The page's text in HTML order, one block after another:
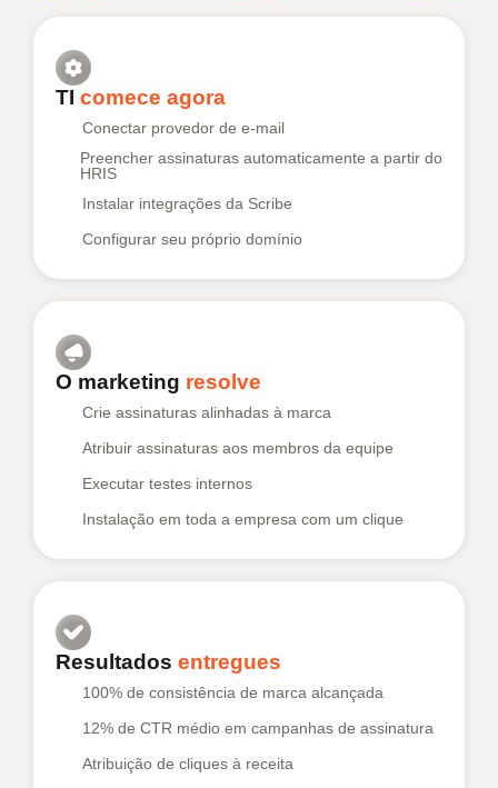
TI comece agora
Conectar provedor de e-mail
Preencher assinaturas automaticamente a partir do
HRIS
Instalar integrações da Scribe
Configurar seu próprio domínio
O marketing resolve
Crie assinaturas alinhadas à marca
Atribuir assinaturas aos membros da equipe
Executar testes internos
Instalação em toda a empresa com um clique
Resultados entregues
100% de consistência de marca alcançada
12% de CTR médio em campanhas de assinatura
Atribuição de cliques à receita